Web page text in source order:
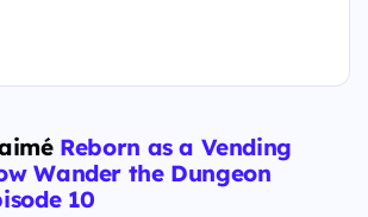
Reborn as a Vending
Wander the Dungeon
10